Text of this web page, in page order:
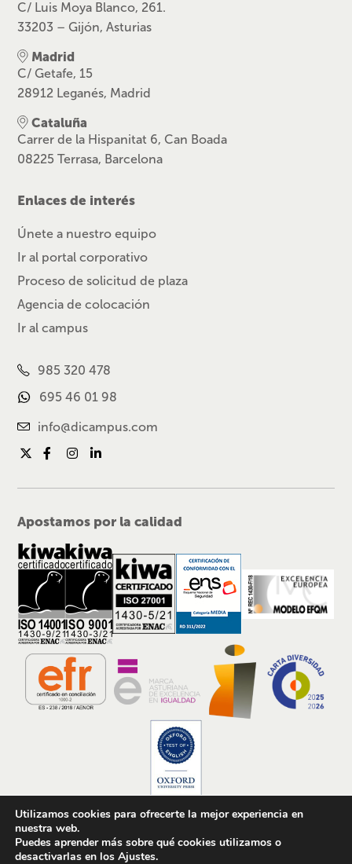
C/ Luis Moya Blanco, 261.
33203 – Gijón, Asturias
Madrid
C/ Getafe, 15
28912 Leganés, Madrid
Cataluña
Carrer de la Hispanitat 6, Can Boada
08225 Terrasa, Barcelona
Enlaces de interés
Únete a nuestro equipo
Ir al portal corporativo
Proceso de solicitud de plaza
Agencia de colocación
Ir al campus
985 320 478
695 46 01 98
info@dicampus.com
Apostamos por la calidad
2026 © Dicampus S.L. · Todos los derechos reservados
Utilizamos cookies para ofrecerte la mejor experiencia en
nuestra web.
Puedes aprender más sobre qué cookies utilizamos o
desactivarlas en los Ajustes.